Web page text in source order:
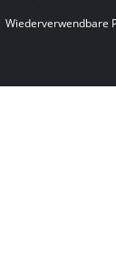
Wiederverwendbare